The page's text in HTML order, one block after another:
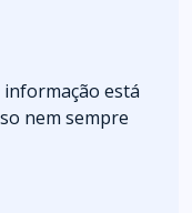
informação está
nem sempre